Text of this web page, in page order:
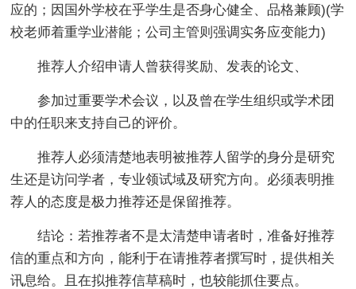
应的；因国外学校在乎学生是否身心健全、品格兼顾)(学
校老师着重学业潜能；公司主管则强调实务应变能力)
推荐人介绍申请人曾获得奖励、发表的论文、
参加过重要学术会议，以及曾在学生组织或学术团
中的任职来支持自己的评价。
推荐人必须清楚地表明被推荐人留学的身分是研究
生还是访问学者，专业领试域及研究方向。必须表明推
荐人的态度是极力推荐还是保留推荐。
结论：若推荐者不是太清楚申请者时，准备好推荐
信的重点和方向，能利于在请推荐者撰写时，提供相关
讯息给。且在拟推荐信草稿时，也较能抓住要点。